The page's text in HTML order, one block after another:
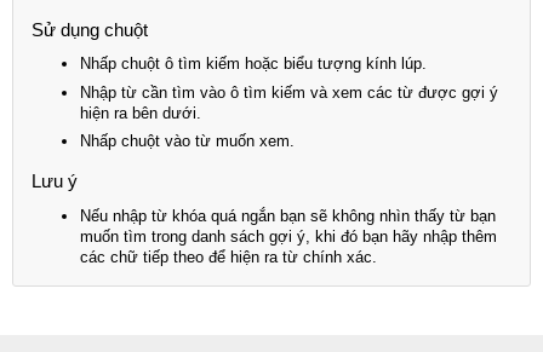
Sử dụng chuột
Nhấp chuột ô tìm kiếm hoặc biểu tượng kính lúp.
Nhập từ cần tìm vào ô tìm kiếm và xem các từ được gợi ý
hiện ra bên dưới.
Nhấp chuột vào từ muốn xem.
Lưu ý
Nếu nhập từ khóa quá ngắn bạn sẽ không nhìn thấy từ bạn
muốn tìm trong danh sách gợi ý, khi đó bạn hãy nhập thêm
các chữ tiếp theo để hiện ra từ chính xác.